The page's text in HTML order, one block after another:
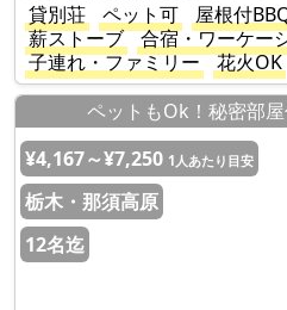
貸別荘
ペット可 屋根付
薪ストーブ
合宿・ワーケー
子連れ・ファミリー
花火OK
ペットもOk！秘密部
¥4,167～¥7,250 1人あたり目安
栃木・那須高原
12名迄